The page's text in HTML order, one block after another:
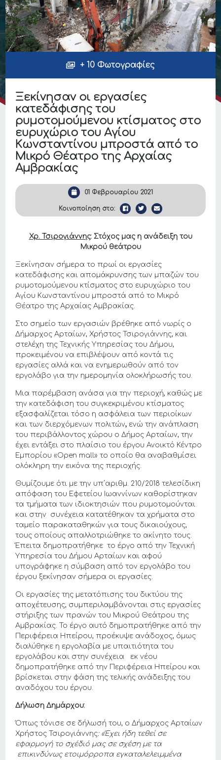
+ 10 Φωτογραφίες
Ξεκίνησαν οι εργασίες
κατεδάφισης του
ρυμοτομούμενου κτίσματος στο
ευρυχώριο του Αγίου
Κωνσταντίνου μπροστά από το
Μικρό Θέατρο της Αρχαίας
Αμβρακίας
01 Φεβρουαρίου 2021
Κοινοποίηση στο:
Χρ. Τσιρογιάννης: Στόχος μας η ανάδειξη του
Μικρού θεάτρου
Ξεκίνησαν σήμερα το πρωί οι εργασίες
κατεδάφισης και απομάκρυνσης των μπαζών του
ρυμοτομούμενου κτίσματος στο ευρυχώριο του
Αγίου Κωνσταντίνου μπροστά από το Μικρό
Θέατρο της Αρχαίας Αμβρακίας.
Στο σημείο των εργασιών βρέθηκε από νωρίς ο
Δήμαρχος Αρταίων, Χρήστος Τσιρογιάννης, και
στελέχη της Τεχνικής Υπηρεσίας του Δήμου,
προκειμένου να επιβλέψουν από κοντά τις
εργασίες αλλά και να ενημερωθούν από τον
εργολάβο για την ημερομηνία ολοκλήρωσής του.
Μια παρέμβαση ανάσα για την περιοχή, καθώς με
την κατεδάφιση του συγκεκριμένου κτίσματος
εξασφαλίζεται τόσο η ασφάλεια των περιοίκων
και των διερχόμενων πολιτών, ενώ την ανάπλαση
του περιβάλλοντος χώρου ο Δήμος Αρταίων, την
έχει εντάξει στο πλαίσιο του έργου Ανοικτό Κέντρο
Εμπορίου «Open mall» το οποίο θα αναβαθμίσει
ολόκληρη την εικόνα της περιοχής.
Θυμίζουμε ότι με την υπ΄αριθμ. 210/2018 τελεσίδικη
απόφαση του Εφετείου Ιωαννίνων καθορίστηκαν
τα τμήματα των ιδιοκτησιών που ρυμοτομούνται
και στην συνέχεια κατατέθηκαν τα χρήματα στο
ταμείο παρακαταθηκών για τους δικαιούχους,
τους οποίους απαλλοτριώθηκε το ακίνητο τους.
Έπειτα δημοπρατήθηκε το έργο από την Τεχνική
Υπηρεσία του Δήμου Αρταίων και αφού
υπογράφηκε η σύμβαση από τον εργολάβο του
έργου ξεκίνησαν σήμερα οι εργασίες.
Οι εργασίες της μετατόπισης του δικτύου της
αποχέτευσης, συμπεριλαμβάνονται στις εργασίες
στήριξης των πρανών του Μικρού Θεάτρου της
Αμβρακίας. Το έργο αυτό δημοπρατήθηκε από την
Περιφέρεια Ηπείρου, προέκυψε ανάδοχος, όμως
διαλύθηκε η εργολαβία με υπαιτιότητα του
εργολάβου και στην συνέχεια εκ νέου
δημοπρατήθηκε από την Περιφέρεια Ηπείρου και
βρίσκεται στην φάση της τελικής ανάδειξης του
αναδόχου του έργου.
Δήλωση Δημάρχου:
Όπως τόνισε σε δήλωσή του, ο Δήμαρχος Αρταίων
Χρήστος Τσιρογιάννης: «Έχει ήδη τεθεί σε
εφαρμογή το σχέδιό μας σε σχέση με τα
επικινδύνως ετοιμόρροπα εγκαταλελειμμένα